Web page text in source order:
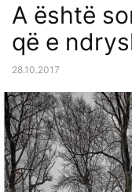
A është
që e
28.10.2017